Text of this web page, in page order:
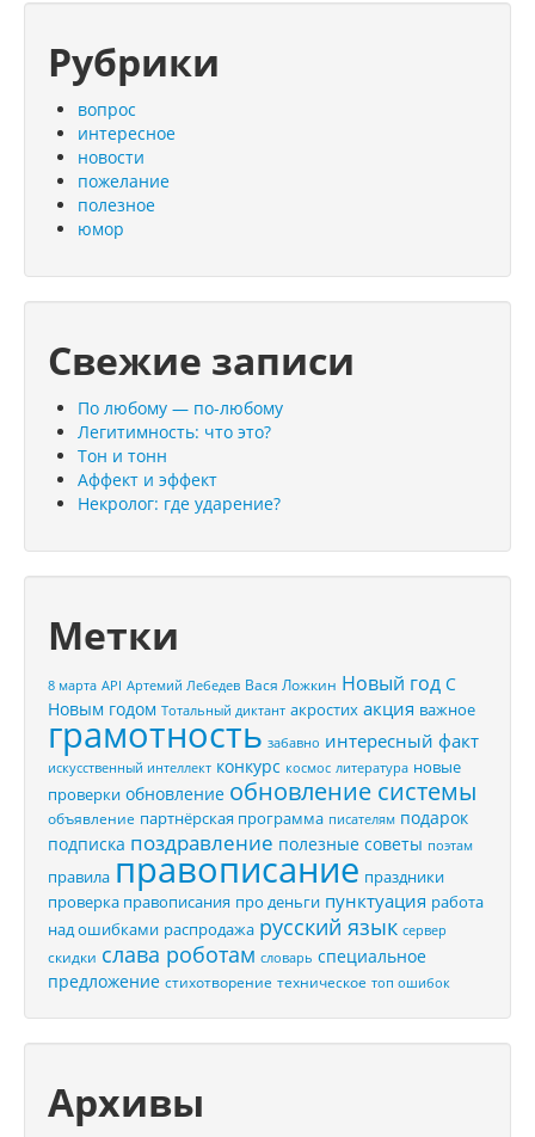
Рубрики
вопрос
интересное
новости
пожелание
полезное
юмор
Свежие записи
По любому — по-любому
Легитимность: что это?
Тон и тонн
Аффект и эффект
Некролог: где ударение?
Метки
8 марта API Артемий Лебедев Вася Ложкин Новый год С
Новым годом Тотальный диктант акростих акция важное
грамотность забавно интересный факт
искусственный интеллект конкурс космос литература новые
проверки обновление обновление системы
объявление партнёрская программа писателям подарок
подписка поздравление полезные советы поэтам
правила правописание праздники
проверка правописания про деньги пунктуация работа
над ошибками распродажа русский язык сервер
скидки слава роботам словарь специальное
предложение стихотворение техническое топ ошибок
Архивы